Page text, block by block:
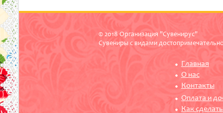
© 2018 Организация "Сувенирус"
Сувениры с видами
Главная
О нас
Контакты
Оплата и
Как